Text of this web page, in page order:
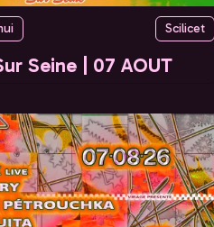
Scilicet
Seine | 07 AOUT